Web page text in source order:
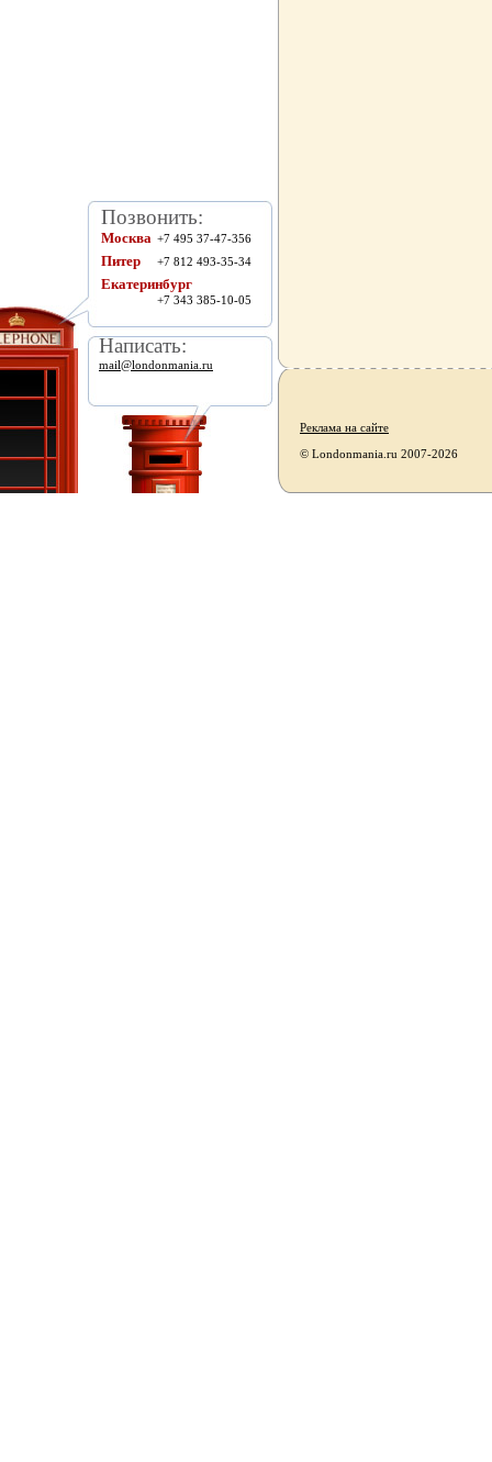
Позвонить:
Москва +7 495 37-47-356
Питер +7 812 493-35-34
Екатеринбург
+7 343 385-10-05
Написать:
mail@londonmania.ru
Реклама на сайте
© Londonmania.ru 2007-2026